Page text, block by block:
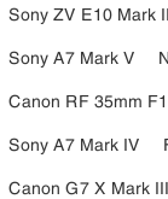
Sony ZV E10 Mark II
Sony A7 Mark V
Canon RF 35mm
Sony A7 Mark IV
Canon G7 X Mark III